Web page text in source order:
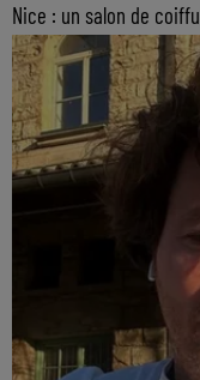
Nice : un salon de